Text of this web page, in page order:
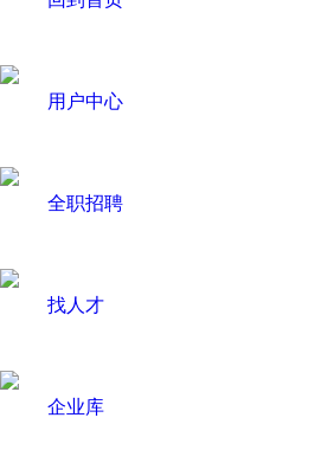
用户中心
全职招聘
找人才
企业库